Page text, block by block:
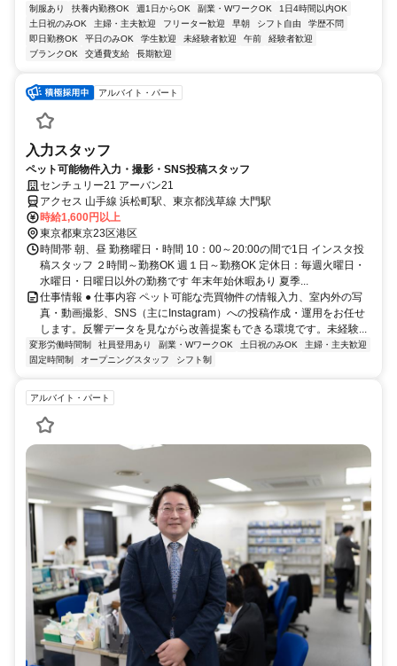
制服あり 扶養内勤務OK 週1日からOK 副業・WワークOK
1日4時間以内OK
土日祝のみOK
主婦・主夫歓迎 フリーター歓迎 早朝 シフト自由
学歴不問
即日勤務OK
平日のみOK 学生歓迎 未経験者歓迎 午前
経験者歓迎
ブランクOK
交通費支給 長期歓迎
アルバイト・パート
入力スタッフ
ペット可能物件入力・撮影・SNS投稿スタッフ
センチュリー21 アーバン21
アクセス 山手線 浜松町駅、東京都浅草線 大門駅
時給1,600円以上
東京都東京23区港区
時間帯 朝、昼 勤務曜日・時間 10：00～20:00の間で1日 インスタ投
稿スタッフ ２時間～勤務OK 週１日～勤務OK 定休日：毎週火曜日・
水曜日・日曜日以外の勤務です 年末年始休暇あり 夏季...
仕事情報 ● 仕事内容 ペット可能な売買物件の情報入力、室内外の写
真・動画撮影、SNS（主にInstagram）への投稿作成・運用をお任せ
します。反響データを見ながら改善提案もできる環境です。未経験...
変形労働時間制 社員登用あり 副業・WワークOK 土日祝のみOK
主婦・主夫歓迎
固定時間制
オープニングスタッフ シフト制
アルバイト・パート